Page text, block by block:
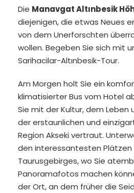
Die Manavgat Altınbesik
diejenigen, die etwas Neues
von dem Unerforschten
wollen. Begeben Sie sich mit
Sarihacilar-Altınbesik-Tour.
Am Morgen holt Sie ein
klimatisierter Bus vom Hotel
Sie mit der Kultur, dem Leben
der erstaunlichen und
Region Akseki vertraut.
den interessantesten Plätzen
Taurusgebirges, wo Sie
Panoramafotos machen
der Ort, an dem früher die